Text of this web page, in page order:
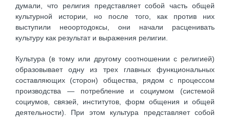
думали, что религия представляет собой часть общей
культурной истории, но после того, как против них
выступили неоортодоксы, они начали расценивать
культуру как результат и выражения религии.
Культура (в тому или другому соотношении с религией)
образовывает одну из трех главных функциональных
составляющих (сторон) общества, рядом с процессом
производства — потребление и социумом (системой
социумов, связей, институтов, форм общения и общей
деятельности). При этом культура представляет собой